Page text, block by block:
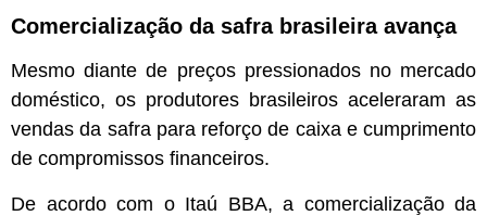
Comercialização da safra brasileira avança
Mesmo diante de preços pressionados no mercado
doméstico, os produtores brasileiros aceleraram as
vendas da safra para reforço de caixa e cumprimento
de compromissos financeiros.
De acordo com o Itaú BBA, a comercialização da